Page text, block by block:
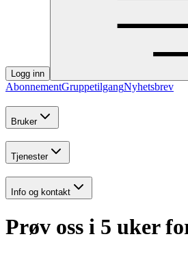
Logg inn
AbonnementGruppetilgangNyhetsbrev
Bruker
Tjenester
Info og kontakt
Prøv oss i 5 uker